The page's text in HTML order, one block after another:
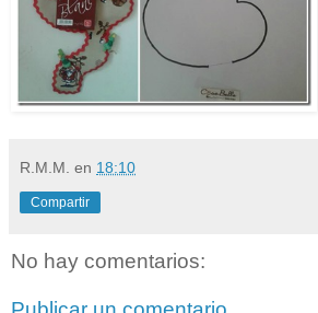
R.M.M. en 18:10
Compartir
No hay comentarios: